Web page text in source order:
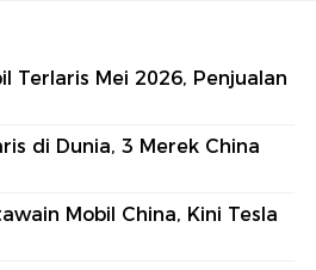
Terlaris Mei 2026, Penjualan
di Dunia, 3 Merek China
Mobil China, Kini Tesla